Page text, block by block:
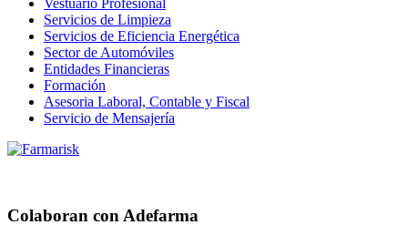
Vestuario Profesional
Servicios de Limpieza
Servicios de Eficiencia Energética
Sector de Automóviles
Entidades Financieras
Formación
Asesoria Laboral, Contable y Fiscal
Servicio de Mensajería
Colaboran con Adefarma